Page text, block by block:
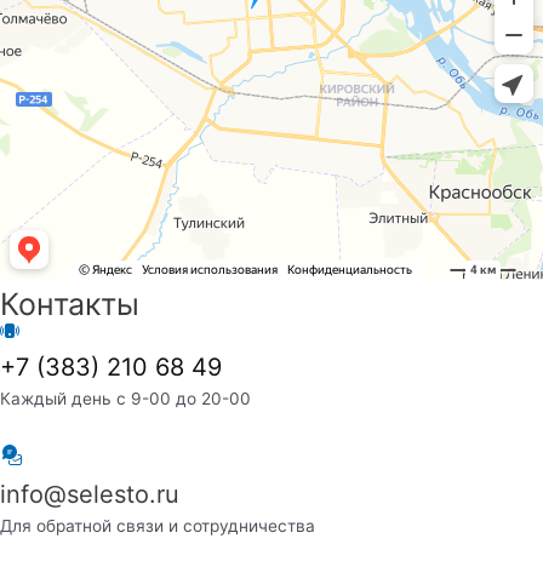
Контакты
+7 (383) 210 68 49
Каждый день с 9-00 до 20-00
info@selesto.ru
Для обратной связи и сотрудничества